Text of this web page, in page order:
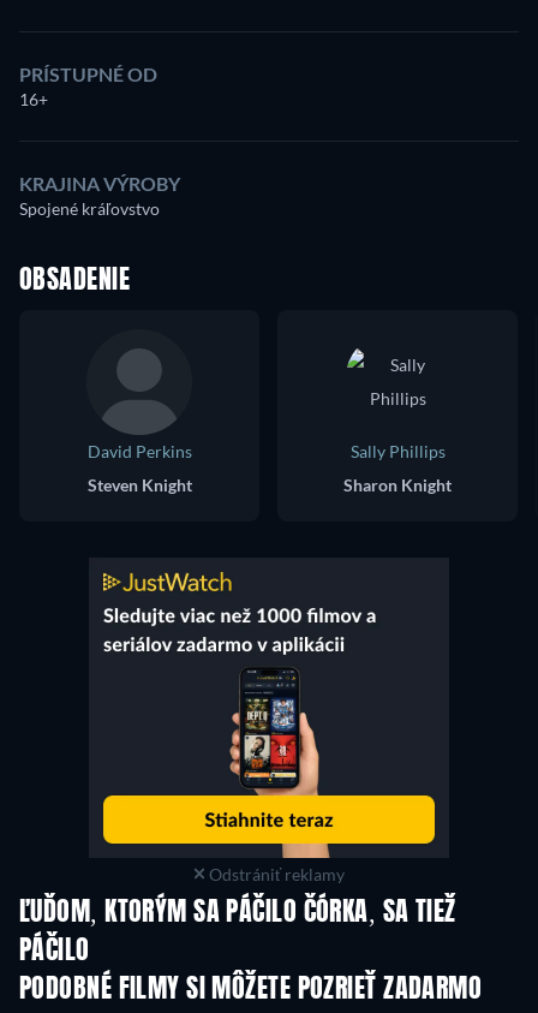
PRÍSTUPNÉ OD
16+
KRAJINA VÝROBY
Spojené kráľovstvo
OBSADENIE
David Perkins
Steven Knight
Sally Phillips
Sharon Knight
Odstrániť reklamy
ĽUĎOM, KTORÝM SA PÁČILO ČÓRKA, SA TIEŽ
PÁČILO
PODOBNÉ FILMY SI MÔŽETE POZRIEŤ ZADARMO